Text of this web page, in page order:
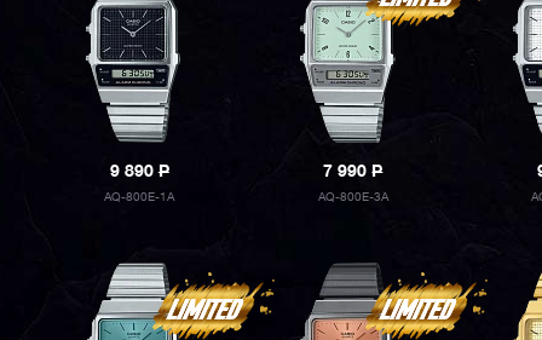
9 890P
AQ-800E-1A
7 990P
AQ-800E-3A